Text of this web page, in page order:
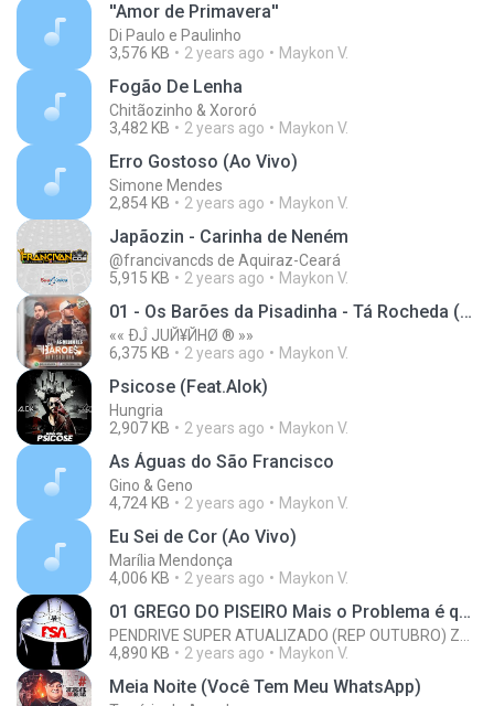
''Amor de Primavera''
Di Paulo e Paulinho
3,576 KB
2 years ago Maykon V.
Fogão De Lenha
Chitãozinho & Xororó
3,482 KB
2 years ago Maykon V.
Erro Gostoso (Ao Vivo)
Simone Mendes
2,854 KB
2 years ago Maykon V.
Japãozin - Carinha de Neném
@francivancds de Aquiraz-Ceará
5,915 KB
2 years ago Maykon V.
01 - Os Barões da Pisadinha - Tá Rocheda (Ao Vivo)_43325389.mp3
«« ÐĴ JUЙ¥ЙHØ ® »»
6,375 KB
2 years ago Maykon V.
Psicose (Feat.Alok)
Hungria
2,907 KB
2 years ago Maykon V.
As Águas do São Francisco
Gino & Geno
4,724 KB
2 years ago Maykon V.
Eu Sei de Cor (Ao Vivo)
Marília Mendonça
4,006 KB
2 years ago Maykon V.
01 GREGO DO PISEIRO Mais o Problema é que essa morena da Pane no Meu sistema.mp3
4,890 KB
2 years ago Maykon V.
Meia Noite (Você Tem Meu WhatsApp)